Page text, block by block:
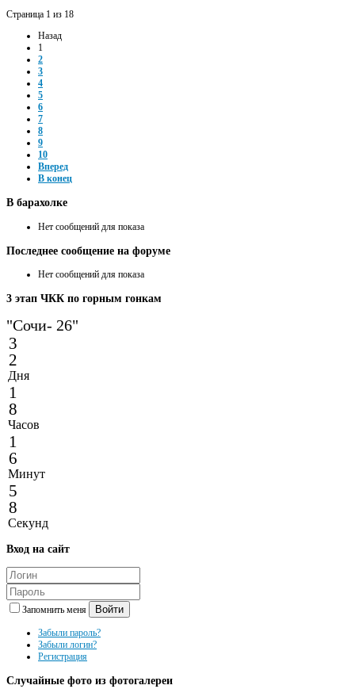
Страница 1 из 18
Назад
1
2
3
4
5
6
7
8
9
10
Вперед
В конец
В барахолке
Нет сообщений для показа
Последнее сообщение на форуме
Нет сообщений для показа
3 этап ЧКК по горным гонкам
"Сочи- 26"
3
2
Дня
1
8
Часов
1
6
Минут
5
8
Секунд
Вход на сайт
Запомнить меня Войти
Забыли пароль?
Забыли логин?
Регистрация
Случайные фото из фотогалереи